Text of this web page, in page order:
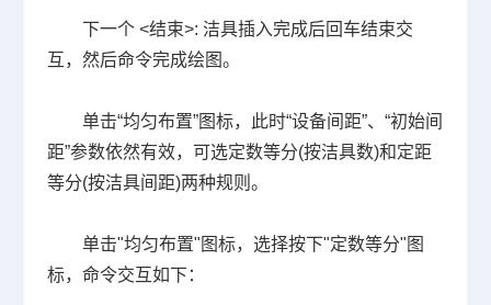
下一个<结束>: 洁具插入完成后回车结束交
互，然后命令完成绘图。
单击“均匀布置”图标，此时“设备间距”、“初始间
距”参数依然有效，可选定数等分(按洁具数)和定距
等分(按洁具间距)两种规则。
单击"均匀布置" 图标，选择按下"定数等分" 图
标，命令交互如下：